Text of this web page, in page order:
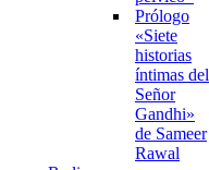
Prólogo
«Siete
historias
íntimas del
Señor
Gandhi»
de Sameer
Rawal